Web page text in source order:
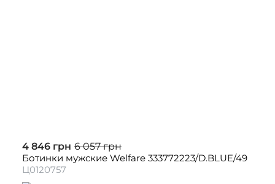
4 846 грн 6 057 грн
Ботинки мужские Welfare 333772223/D.BLUE/49
Ц0120757